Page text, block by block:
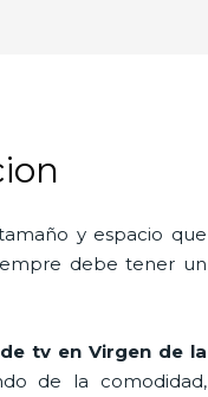
y espacio que
debe tener un
tv en Virgen de la
de la comodidad,